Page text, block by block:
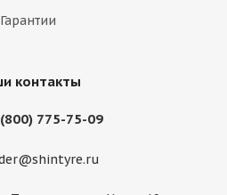
Гарантии
контакты
775-75-09